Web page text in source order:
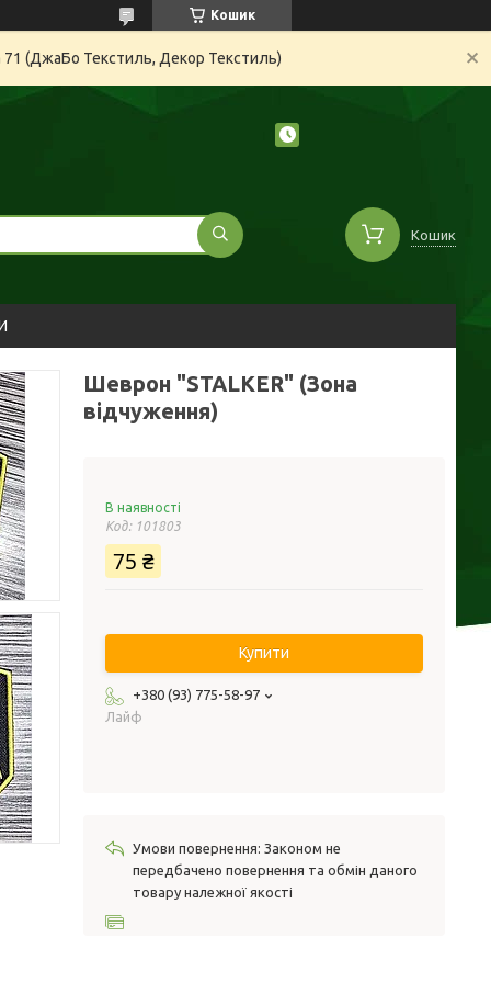
Кошик
71 (ДжаБо Текстиль, Декор Текстиль)
Кошик
Шеврон "STALKER" (Зона
відчуження)
В наявності
Код: 101803
75 ₴
Купити
+380 (93) 775-58-97
Лайф
Законом не
передбачено повернення та обмін даного
товару належної якості